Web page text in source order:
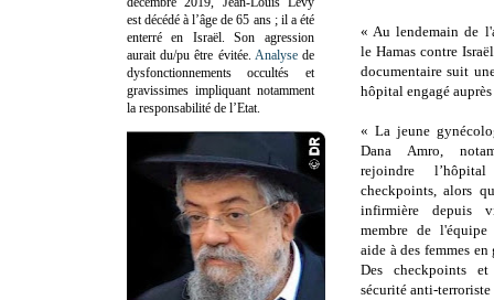
« Au lendemain de
le Hamas contre
documentaire suit
hôpital engagé auprès
« La jeune
Dana Amro,
rejoindre
checkpoints, alors
infirmière depuis
membre de
aide à des femmes
Des checkpoints
sécurité anti-terroriste
est décédé à l’âge de 65 ans ; il a été
enterré en Israël. Son agression
aurait du/pu être évitée. Analysede
dysfonctionnements occultés et
gravissimes impliquant notamment
la responsabilité de l’Etat.